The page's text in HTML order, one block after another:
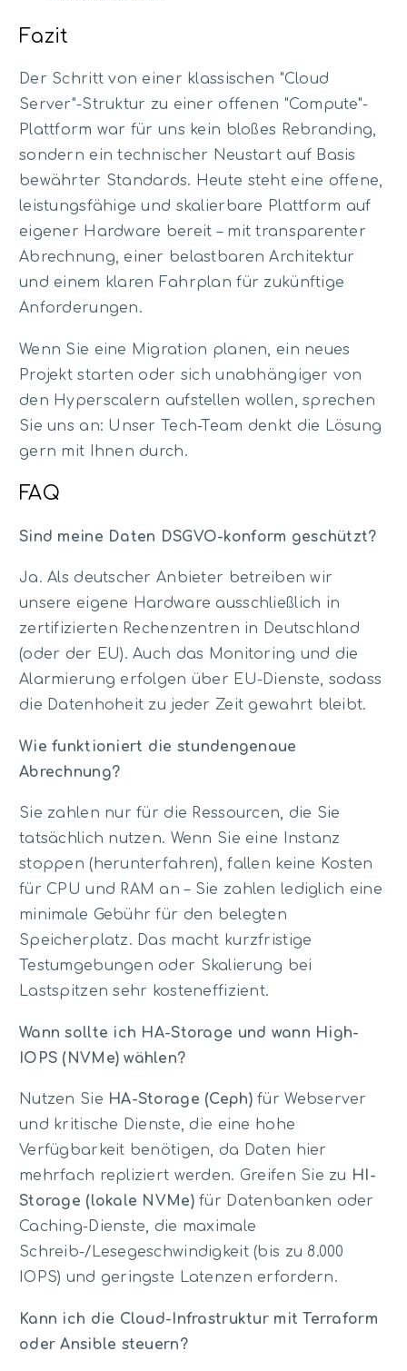
Fazit
Der Schritt von einer klassischen "Cloud
Server"-Struktur zu einer offenen "Compute"-
Plattform war für uns kein bloßes Rebranding,
sondern ein technischer Neustart auf Basis
bewährter Standards. Heute steht eine offene,
leistungsfähige und skalierbare Plattform auf
eigener Hardware bereit – mit transparenter
Abrechnung, einer belastbaren Architektur
und einem klaren Fahrplan für zukünftige
Anforderungen.
Wenn Sie eine Migration planen, ein neues
Projekt starten oder sich unabhängiger von
den Hyperscalern aufstellen wollen, sprechen
Sie uns an: Unser Tech-Team denkt die Lösung
gern mit Ihnen durch.
FAQ
Sind meine Daten DSGVO-konform geschützt?
Ja. Als deutscher Anbieter betreiben wir
unsere eigene Hardware ausschließlich in
zertifizierten Rechenzentren in Deutschland
(oder der EU). Auch das Monitoring und die
Alarmierung erfolgen über EU-Dienste, sodass
die Datenhoheit zu jeder Zeit gewahrt bleibt.
Wie funktioniert die stundengenaue
Abrechnung?
Sie zahlen nur für die Ressourcen, die Sie
tatsächlich nutzen. Wenn Sie eine Instanz
stoppen (herunterfahren), fallen keine Kosten
für CPU und RAM an – Sie zahlen lediglich eine
minimale Gebühr für den belegten
Speicherplatz. Das macht kurzfristige
Testumgebungen oder Skalierung bei
Lastspitzen sehr kosteneffizient.
Wann sollte ich HA-Storage und wann High-
IOPS (NVMe) wählen?
Nutzen Sie HA-Storage (Ceph)für Webserver
und kritische Dienste, die eine hohe
Verfügbarkeit benötigen, da Daten hier
mehrfach repliziert werden. Greifen Sie zu HI-
Storage (lokale NVMe)für Datenbanken oder
Caching-Dienste, die maximale
Schreib-/Lesegeschwindigkeit (bis zu 8.000
IOPS) und geringste Latenzen erfordern.
Kann ich die Cloud-Infrastruktur mit Terraform
oder Ansible steuern?